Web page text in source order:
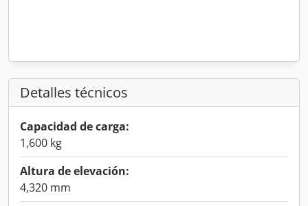
Detalles técnicos
Capacidad de carga:
1,600 kg
Altura de elevación:
4,320 mm